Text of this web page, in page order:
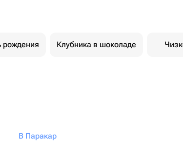
рождения Клубника в шоколаде
В Паракар